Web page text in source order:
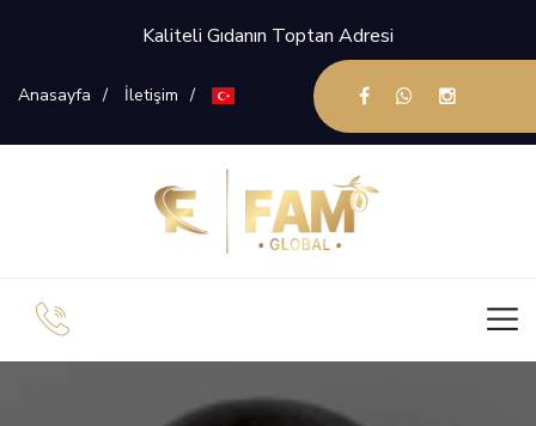
Kaliteli Gıdanın Toptan Adresi
Anasayfa İletişim